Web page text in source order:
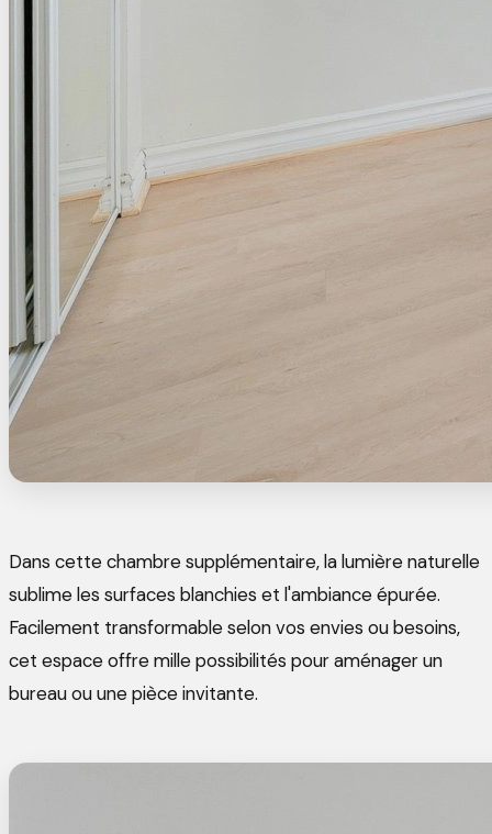
Dans cette chambre supplémentaire, la lumière naturelle
sublime les surfaces blanchies et l'ambiance épurée.
Facilement transformable selon vos envies ou besoins,
cet espace offre mille possibilités pour aménager un
bureau ou une pièce invitante.